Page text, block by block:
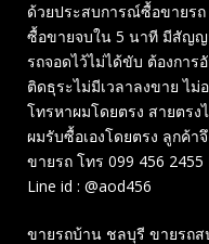
ด้วยประสบการณ์ซื้อขายร
ซื้อขายจบใน 5 นาที มีสัญ
รถจอดไว้ไม่ได้ขับ ต้องการ
ติดธุระไม่มีเวลาลงขาย ไม่
โทรหาผมโดยตรง สายตร
ผมรับซื้อเองโดยตรง ลูกค้า
ขายรถ โทร 099 456 2455
Line id : @aod456
ขายรถบ้าน ชลบุรี ขายรถ